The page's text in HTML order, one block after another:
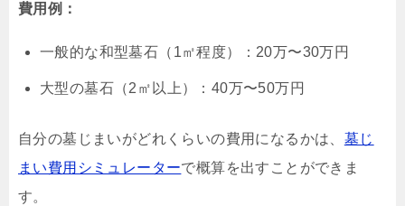
費用例：
一般的な和型墓石（1㎡程度）：20万〜30万円
大型の墓石（2㎡以上）：40万〜50万円
自分の墓じまいがどれくらいの費用になるかは、 墓じ
まい費用シミュレーターで概算を出すことができま
す。